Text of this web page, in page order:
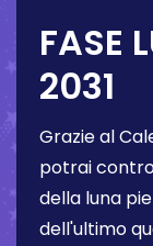
FASE
2031
Grazie al
potrai
della luna
dell'ultimo